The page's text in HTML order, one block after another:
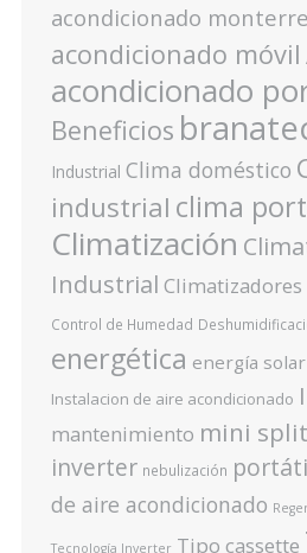
acondicionado
acondicionado móvil
acondicionado
Beneficios
Industrial Clima doméstico
industrial clima
Climatización
Industrial Climatizadores
Control de Humedad
energética energía solar
Instalacion de aire acondicionado
mantenimiento mini split
inverter nebulización
de aire acondicionado
Tecnología Inverter Tipo cassette